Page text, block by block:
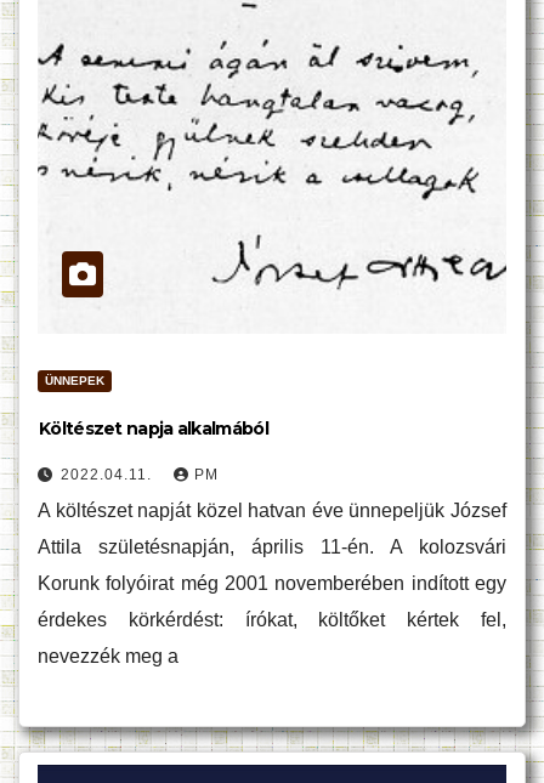
ÜNNEPEK
Költészet napja alkalmából
2022.04.11. PM
A költészet napját közel hatvan éve ünnepeljük József
Attila születésnapján, április 11-én. A kolozsvári
Korunk folyóirat még 2001 novemberében indított egy
érdekes körkérdést: írókat, költőket kértek fel,
nevezzék meg a